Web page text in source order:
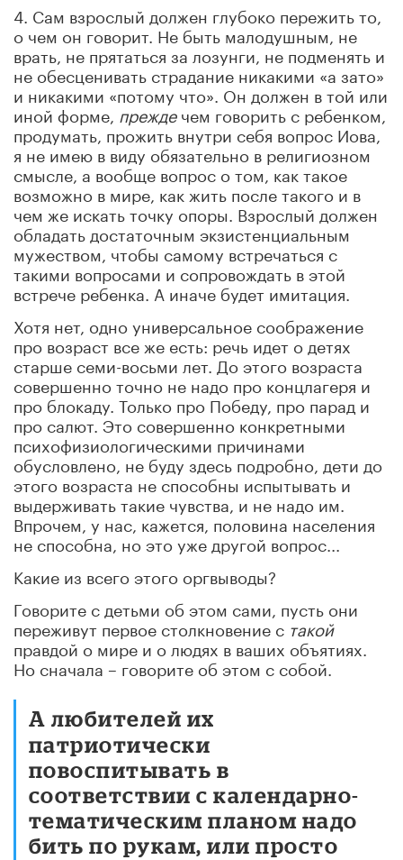
4. Сам взрослый должен глубоко пережить то,
о чем он говорит. Не быть малодушным, не
врать, не прятаться за лозунги, не подменять и
не обесценивать страдание никакими «а зато»
и никакими «потому что». Он должен в той или
иной форме, преждечем говорить с ребенком,
продумать, прожить внутри себя вопрос Иова,
я не имею в виду обязательно в религиозном
смысле, а вообще вопрос о том, как такое
возможно в мире, как жить после такого и в
чем же искать точку опоры. Взрослый должен
обладать достаточным экзистенциальным
мужеством, чтобы самому встречаться с
такими вопросами и сопровождать в этой
встрече ребенка. А иначе будет имитация.
Хотя нет, одно универсальное соображение
про возраст все же есть: речь идет о детях
старше семи-восьми лет. До этого возраста
совершенно точно не надо про концлагеря и
про блокаду. Только про Победу, про парад и
про салют. Это совершенно конкретными
психофизиологическими причинами
обусловлено, не буду здесь подробно, дети до
этого возраста не способны испытывать и
выдерживать такие чувства, и не надо им.
Впрочем, у нас, кажется, половина населения
не способна, но это уже другой вопрос...
Какие из всего этого оргвыводы?
Говорите с детьми об этом сами, пусть они
переживут первое столкновение с такой
правдой о мире и о людях в ваших объятиях.
Но сначала – говорите об этом с собой.
А любителей их
патриотически
повоспитывать в
соответствии с календарно-
тематическим планом надо
бить по рукам, или просто